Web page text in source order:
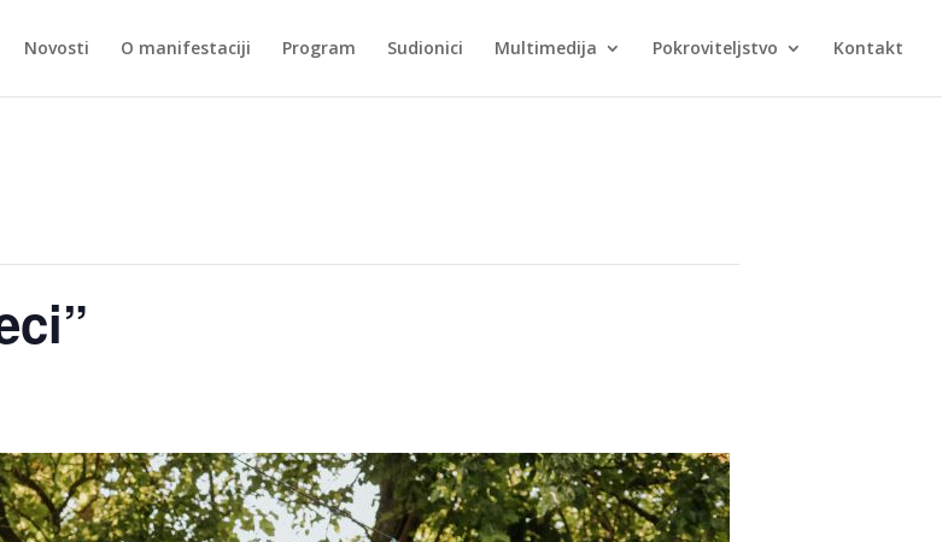
Novosti O manifestaciji Program Sudionici Multimedija Pokroviteljstvo Kontakt